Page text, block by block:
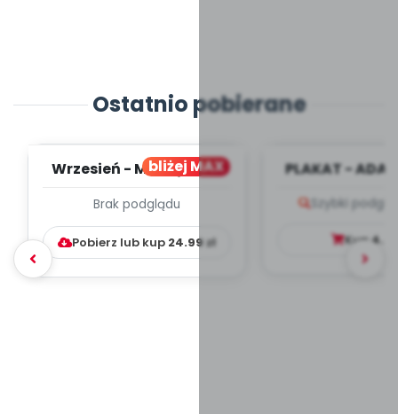
Ostatnio pobierane
bliżej MAX
Wrzesień - MIESIĘCZNY
WYCHOWAWCZO –
DYDAKTYC...
Brak podglądu
Pobierz lub kup 24.99zł
PLAKAT -
Szybki
Kup